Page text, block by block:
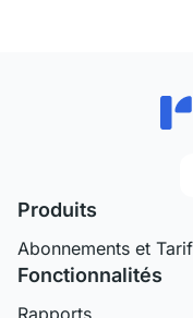
Produits
Abonnements et
Fonctionnalités